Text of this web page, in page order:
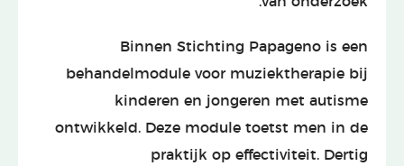
Binnen Stichting Papageno is een
behandelmodule voor muziektherapie bij
kinderen en jongeren met autisme
ontwikkeld. Deze module toetst men in de
praktijk op effectiviteit. Dertig